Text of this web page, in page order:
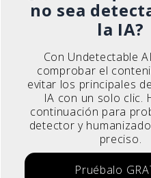
no sea
la IA?
Con Undetectable
comprobar el
evitar los principales
IA con un solo clic.
continuación para
detector y
preciso.
Pruébalo